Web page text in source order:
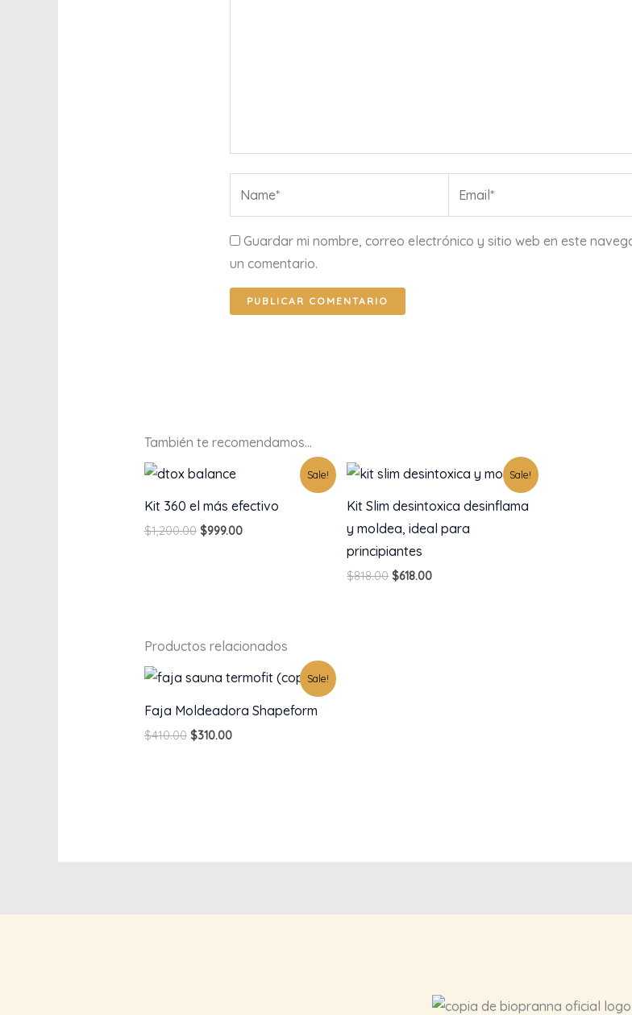
Guardar mi nombre, correo electrónico y sitio web en este
un comentario.
También te recomendamos…
Sale!
Kit 360 el más efectivo
$1,200.00
Original
price
was:
$1,200.00.
$999.00
is:
$999.00.
Sale!
Kit Slim desintoxica desinflama
y moldea, ideal para
principiantes
$818.00
Original
price
was:
$818.00.
$618.00
Current
price
$618.00.
Productos relacionados
Sale!
Faja Moldeadora Shapeform
$410.00
Original
price
was:
$410.00.
$310.00
Current
price
$310.00.